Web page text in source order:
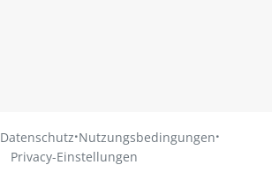
Datenschutz·Nutzungsbedingungen·
Privacy-Einstellungen